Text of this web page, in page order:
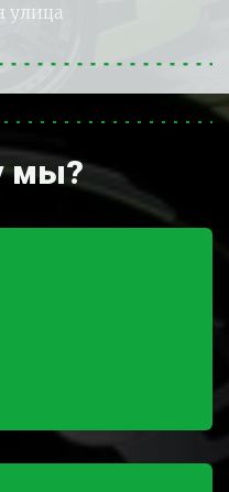
улица
мы?